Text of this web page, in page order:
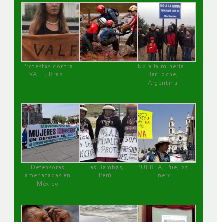
Protestas contra
VALE, Brasil
No a la minería ,
Bariloche,
Argentina
Defensoras
amenazadas en
México
Las Bambas,
Perú
PUEBLA, Pue, 27
Enero